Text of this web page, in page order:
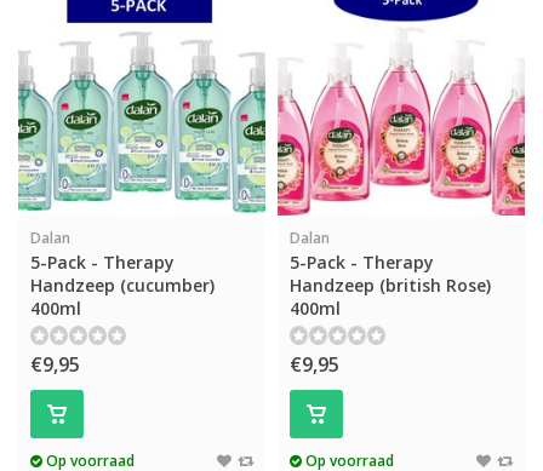
Dalan
5-Pack - Therapy
Handzeep (cucumber)
400ml
€9,95
Op voorraad
Dalan
5-Pack - Therapy
Handzeep (british Rose)
400ml
€9,95
Op voorraad